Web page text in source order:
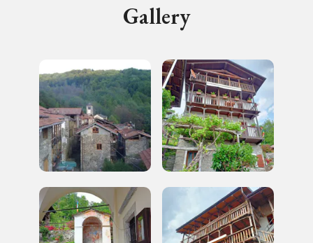
Gallery
Storico campagne in questo
luogo
I Luoghi del Cuore